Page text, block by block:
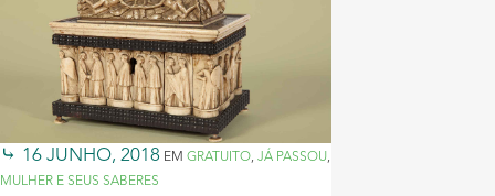
16 JUNHO, 2018 EM GRATUITO, JÁ PASSOU,
MULHER E SEUS SABERES